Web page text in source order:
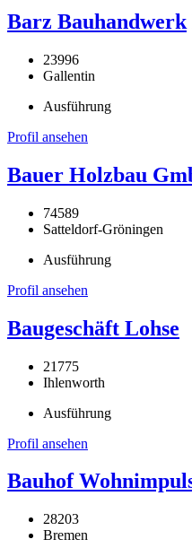
Barz Bauhandwerk
23996
Gallentin
Ausführung
Profil ansehen
Bauer Holzbau
74589
Satteldorf-Gröningen
Ausführung
Profil ansehen
Baugeschäft Lohse
21775
Ihlenworth
Ausführung
Profil ansehen
Bauhof
28203
Bremen